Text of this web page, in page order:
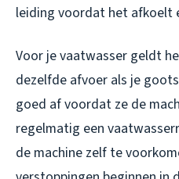
leiding voordat het afkoelt
Voor je vaatwasser geldt
dezelfde afvoer als je
goed af voordat ze de
regelmatig een
de machine zelf te